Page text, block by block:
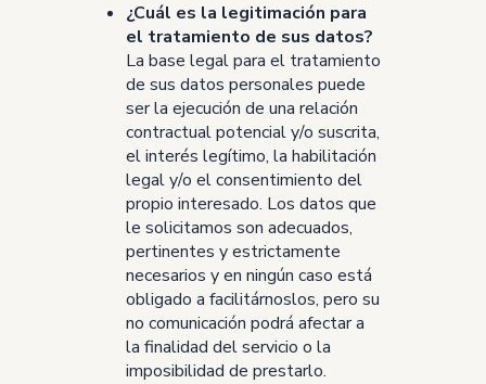
¿Cuál es la legitimación para
el tratamiento de sus datos?
La base legal para el tratamiento
de sus datos personales puede
ser la ejecución de una relación
contractual potencial y/o suscrita,
el interés legítimo, la habilitación
legal y/o el consentimiento del
propio interesado. Los datos que
le solicitamos son adecuados,
pertinentes y estrictamente
necesarios y en ningún caso está
obligado a facilitárnoslos, pero su
no comunicación podrá afectar a
la finalidad del servicio o la
imposibilidad de prestarlo.